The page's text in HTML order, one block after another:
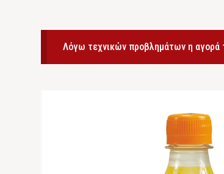
Λόγω τεχνικών προβλημάτων η αγορά